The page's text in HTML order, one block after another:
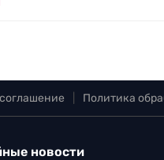
Политика
новости